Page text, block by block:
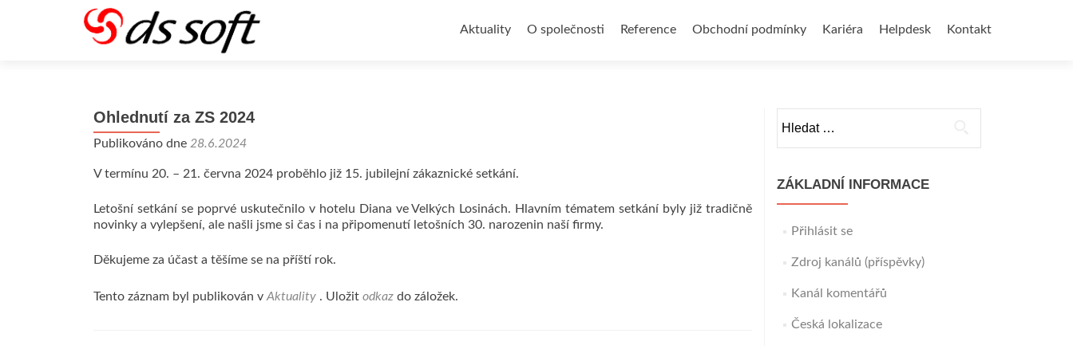
k
Aktuality O společnosti Reference Obchodní podmínky Kariéra Helpdesk Kontakt
Ohlednutí za ZS 2024
Publikováno dne 28.6.2024
V termínu 20. – 21. června 2024 proběhlo již 15. jubilejní zákaznické setkání.
Letošní setkání se poprvé uskutečnilo v hotelu Diana ve Velkých Losinách. Hlavním tématem setkání byly již tradičně
novinky a vylepšení, ale našli jsme si čas i na připomenutí letošních 30. narozenin naší firmy.
Děkujeme za účast a těšíme se na příští rok.
Tento záznam byl publikován v Aktuality . Uložit odkaz do záložek.
ZÁKLADNÍ INFORMACE
Přihlásit se
Zdroj kanálů (příspěvky)
Kanál komentářů
Česká lokalizace